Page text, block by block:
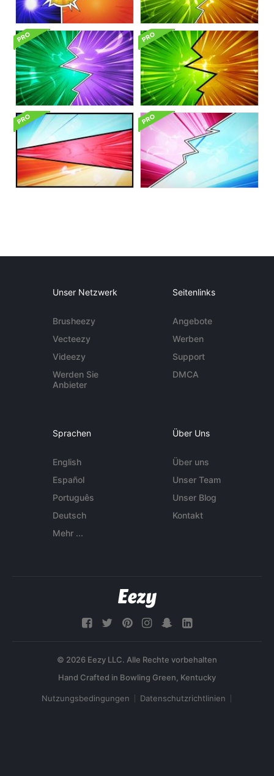
Unser Netzwerk
Brusheezy
Vecteezy
Videezy
Werden Sie
Anbieter
Seitenlinks
Angebote
Werben
Support
DMCA
Sprachen
English
Español
Português
Deutsch
Mehr ...
Über Uns
Über uns
Unser Team
Unser Blog
Kontakt
© 2026 Eezy LLC. Alle Rechte vorbehalten
Nutzungsbedingungen Datenschutzrichtlinien